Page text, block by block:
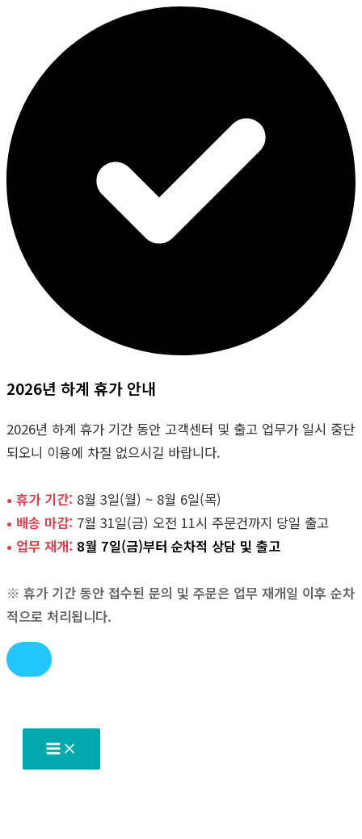
2026년 하계 휴가 안내
2026년 하계 휴가 기간 동안 고객센터 및 출고 업무가 일시 중단
되오니 이용에 차질 없으시길 바랍니다.
• 휴가 기간: 8월 3일(월) ~ 8월 6일(목)
• 배송 마감: 7월 31일(금) 오전 11시 주문건까지 당일 출고
• 업무 재개: 8월 7일(금)부터 순차적 상담 및 출고
※ 휴가 기간 동안 접수된 문의 및 주문은 업무 재개일 이후 순차
적으로 처리됩니다.